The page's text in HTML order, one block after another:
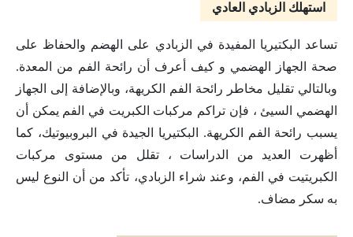
استهلك الزبادي العادي
تساعد البكتيريا المفيدة في الزبادي على الهضم والحفاظ على
صحة الجهاز الهضمي و كيف أعرف أن رائحة الفم من المعدة.
وبالتالي تقليل مخاطر رائحة الفم الكريهة، وبالإضافة إلى الجهاز
الهضمي السيئ ، فإن تراكم مركبات الكبريت في الفم يمكن أن
يسبب رائحة الفم الكريهة. البكتيريا الجيدة في البروبيوتيك، كما
أظهرت العديد من الدراسات ، تقلل من مستوى مركبات
الكبريتيت في الفم، وعند شراء الزبادي، تأكد من أن النوع ليس
به سكر مضاف.